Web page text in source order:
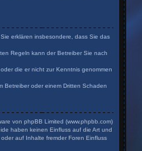
erklären insbesondere, dass Sie das
Regeln kann der Betreiber Sie nach
die er nicht zur Kenntnis genommen
Betreiber oder einem Dritten Schaden
von phpBB Limited (www.phpbb.com)
haben keinen Einfluss auf die Art und
auf Inhalte fremder Foren Einfluss